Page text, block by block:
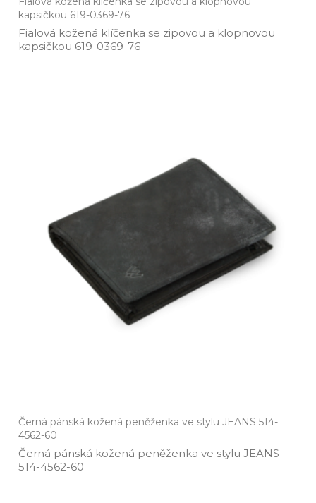
kapsičkou 619-0369-76
Fialová kožená klíčenka se zipovou a klopnovou
kapsičkou 619­-0369­-76
Černá pánská kožená peněženka ve stylu JEANS 514-
4562-60
Černá pánská kožená peněženka ve stylu JEANS
514­-4562­-60